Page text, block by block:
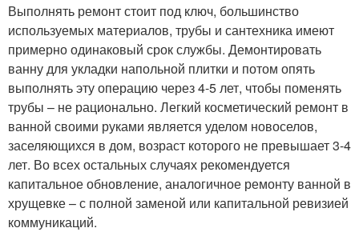
Выполнять ремонт стоит под ключ, большинство
используемых материалов, трубы и сантехника имеют
примерно одинаковый срок службы. Демонтировать
ванну для укладки напольной плитки и потом опять
выполнять эту операцию через 4-5 лет, чтобы поменять
трубы – не рационально. Легкий косметический ремонт в
ванной своими руками является уделом новоселов,
заселяющихся в дом, возраст которого не превышает 3-4
лет. Во всех остальных случаях рекомендуется
капитальное обновление, аналогичное ремонту ванной в
хрущевке – с полной заменой или капитальной ревизией
коммуникаций.